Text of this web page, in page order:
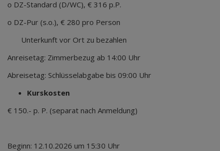
o DZ-Standard (D/WC), € 316 p.P.
o DZ-Pur (s.o.), € 280 pro Person
Unterkunft vor Ort zu bezahlen
Anreisetag: Zimmerbezug ab 14:00 Uhr
Abreisetag: Schlüsselabgabe bis 09:00 Uhr
Kurskosten
€ 150.- p. P. (separat nach Anmeldung)
Beginn: 12.10.2026 um 15:30 Uhr